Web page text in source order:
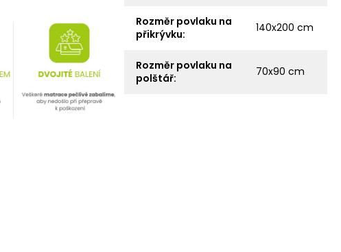
Rozměr povlaku na
přikrývku: 140x200 cm
Rozměr povlaku na
polštář: 70x90 cm